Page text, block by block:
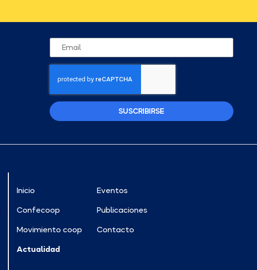
SUSCRIBIRSE
Inicio
Confecoop
Movimiento coop
Actualidad
Eventos
Publicaciones
Contacto